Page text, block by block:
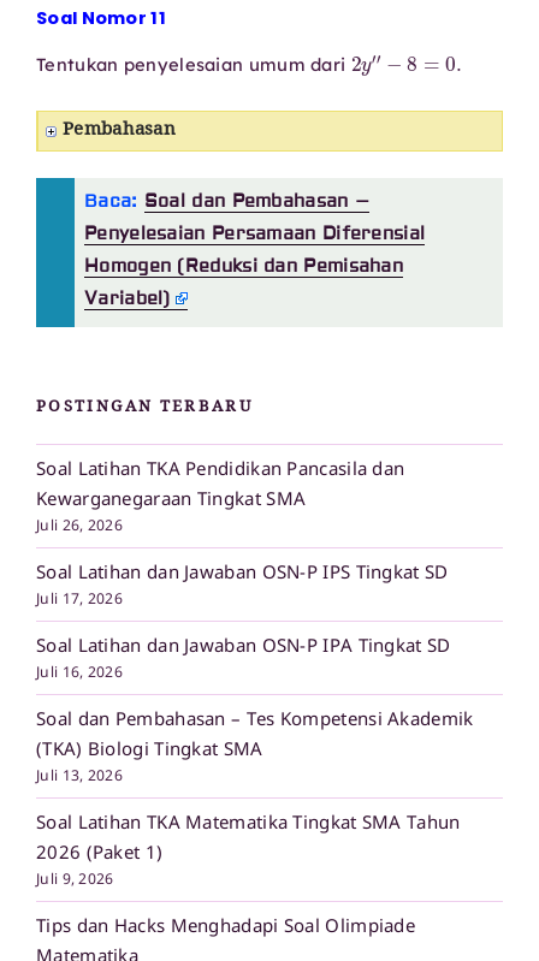
Soal Nomor 11
Tentukan penyelesaian umum dari
2 y′ 8=
Pembahasan
Baca: Soal dan Pembahasan –
Penyelesaian Persamaan Diferensial
Homogen (Reduksi dan Pemisahan
Variabel)
POSTINGAN TERBARU
Soal Latihan TKA Pendidikan Pancasila dan
Kewarganegaraan Tingkat SMA
Juli 26, 2026
Soal Latihan dan Jawaban OSN-P IPS Tingkat SD
Juli 17, 2026
Soal Latihan dan Jawaban OSN-P IPA Tingkat SD
Juli 16, 2026
Soal dan Pembahasan – Tes Kompetensi Akademik
(TKA) Biologi Tingkat SMA
Juli 13, 2026
Soal Latihan TKA Matematika Tingkat SMA Tahun
2026 (Paket 1)
Juli 9, 2026
Tips dan Hacks Menghadapi Soal Olimpiade
Matematika